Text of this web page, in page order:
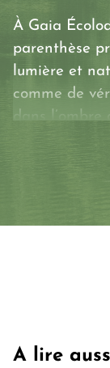
À Gaia
parenthèse
lumière et
comme de
dans l’ombre
embrassent
encore
des
Plus qu’un
A lire